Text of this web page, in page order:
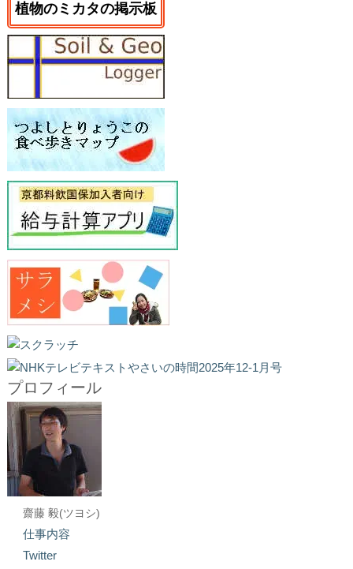
植物のミカタの掲示板
プロフィール
齋藤 毅(ツヨシ)
仕事内容
Twitter